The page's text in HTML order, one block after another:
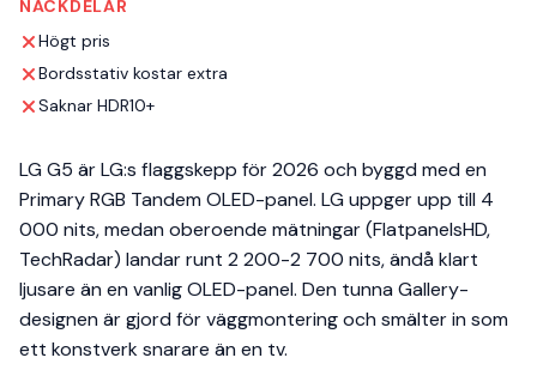
NACKDELAR
Högt pris
Bordsstativ kostar extra
Saknar HDR10+
LG G5 är LG:s flaggskepp för 2026 och byggd med en
Primary RGB Tandem OLED-panel. LG uppger upp till 4
000 nits, medan oberoende mätningar (FlatpanelsHD,
TechRadar) landar runt 2 200-2 700 nits, ändå klart
ljusare än en vanlig OLED-panel. Den tunna Gallery-
designen är gjord för väggmontering och smälter in som
ett konstverk snarare än en tv.